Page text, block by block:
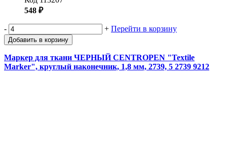
548 ₽
- + Перейти в корзину
Добавить в корзину
Маркер для ткани ЧЕРНЫЙ CENTROPEN "Textile
Marker", круглый наконечник, 1,8 мм, 2739, 5 2739 9212